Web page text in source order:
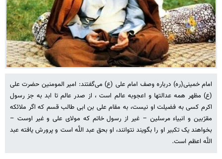
امام خمینی(ره) درباره وصف امام علی (ع) می‌گفتند: امیر المومنین حضرت علی
(ع) مظهر همه عدالتها و اعجوبه عالم است ، از صدر عالم تا ابد به جز رسول
اکرم کسی به فضیلت او نیست، به مقام علی بن ابی طالب قسم که اگر ملائکه
مقرّبین و انبیاء مرسلین – غیر از رسول خاتم که مولای علی و غیر اوست –
بخواهند یک تکبیر او را بگویند نتوانند، او بحق عبد اللَّه است و پرورش یافته عبد
اللَّه اعظم است.